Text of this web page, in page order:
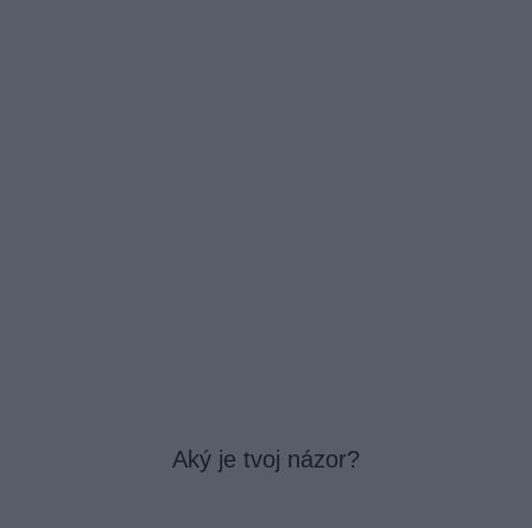
Aký je tvoj názor?